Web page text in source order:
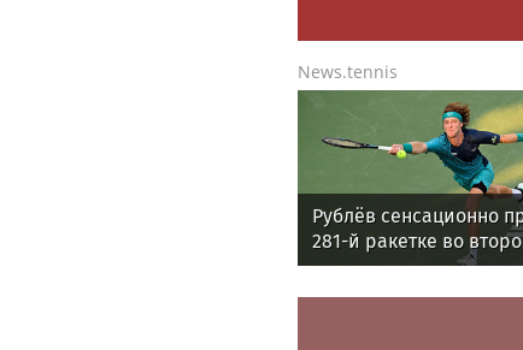
News.tennis
Рублёв сенсационно
281-й ракетке во
«Мастерса» в